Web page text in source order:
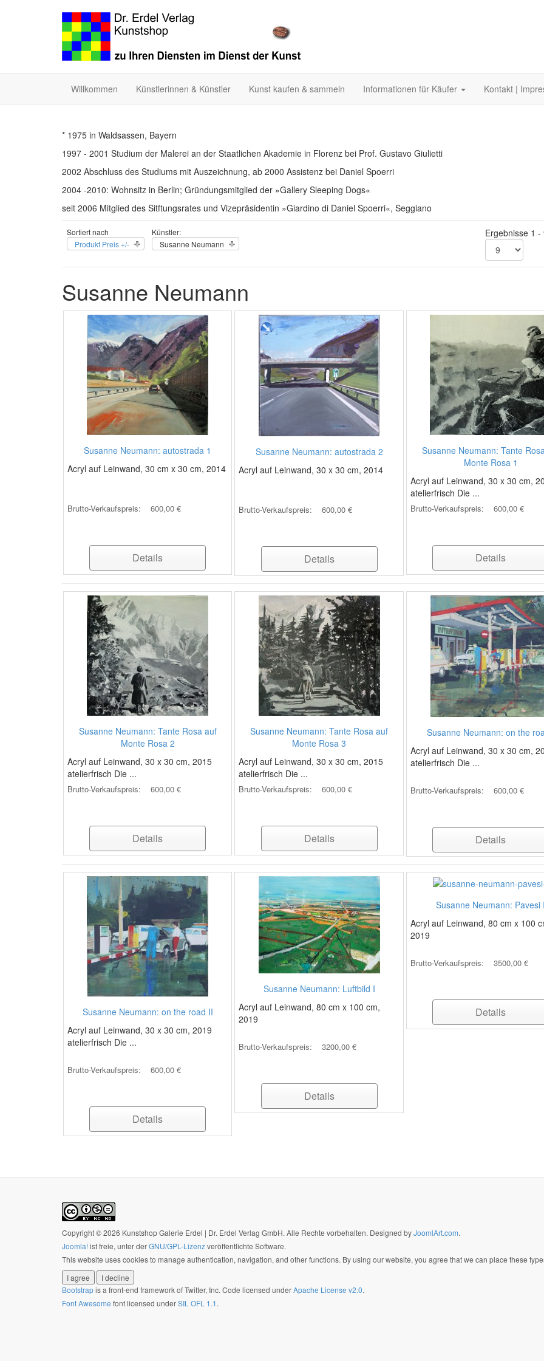
Willkommen Künstlerinnen & Künstler Kunst kaufen & sammeln Informationen für Käufer Kontakt |
* 1975 in Waldsassen, Bayern
1997 - 2001 Studium der Malerei an der Staatlichen Akademie in Florenz bei Prof. Gustavo Giulietti
2002 Abschluss des Studiums mit Auszeichnung, ab 2000 Assistenz bei Daniel Spoerri
2004 -2010: Wohnsitz in Berlin; Gründungsmitglied der »Gallery Sleeping Dogs«
seit 2006 Mitglied des Sitftungsrates und Vizepräsidentin »Giardino di Daniel Spoerri«, Seggiano
Sortiert nach
Produkt Preis +/-
Künstler:
Susanne Neumann
Ergebnisse 1 -
Susanne Neumann
Susanne Neumann: autostrada 1
Acryl auf Leinwand, 30 cm x 30 cm, 2014
Brutto-Verkaufspreis: 600,00 €
Details
Susanne Neumann: autostrada 2
Acryl auf Leinwand, 30 x 30 cm, 2014
Brutto-Verkaufspreis: 600,00 €
Details
Susanne Neumann: Tante
Monte Rosa 1
Acryl auf Leinwand, 30 x 30 cm,
atelierfrisch Die ...
Brutto-Verkaufspreis: 600,00 €
Details
Susanne Neumann: Tante Rosa auf
Monte Rosa 2
Acryl auf Leinwand, 30 x 30 cm, 2015
atelierfrisch Die ...
Brutto-Verkaufspreis: 600,00 €
Details
Susanne Neumann: Tante Rosa auf
Monte Rosa 3
Acryl auf Leinwand, 30 x 30 cm, 2015
atelierfrisch Die ...
Brutto-Verkaufspreis: 600,00 €
Details
Susanne Neumann: on the
Acryl auf Leinwand, 30 x 30 cm,
atelierfrisch Die ...
Brutto-Verkaufspreis: 600,00 €
Details
Susanne Neumann: on the road II
Acryl auf Leinwand, 30 x 30 cm, 2019
atelierfrisch Die ...
Brutto-Verkaufspreis: 600,00 €
Details
Susanne Neumann: Luftbild I
Acryl auf Leinwand, 80 cm x 100 cm,
2019
Brutto-Verkaufspreis: 3200,00 €
Details
Susanne Neumann: Pavesi
Acryl auf Leinwand, 80 cm x 100
2019
Brutto-Verkaufspreis: 3500,00 €
Details
Copyright © 2026 Kunstshop Galerie Erdel | Dr. Erdel Verlag GmbH. Alle Rechte vorbehalten. Designed byJoomlArt.com.
Joomla!ist freie, unter derGNU/GPL-Lizenzveröffentlichte Software.
This website uses cookies to manage authentication, navigation, and other functions. By using our website, you agree that we can place these
I agree
I decline
Bootstrapis a front-end framework of Twitter, Inc. Code licensed underApache License v2.0.
Font Awesome font licensed underSIL OFL 1.1.